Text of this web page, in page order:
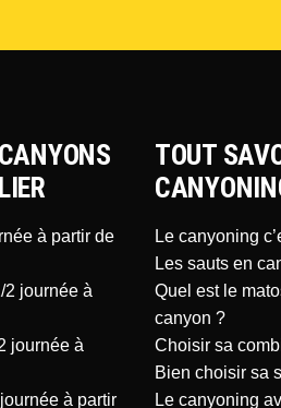
à partir de
2 journée à
journée à
à partir
TOUT
Le canyoning
Les sauts en
Quel est le
canyon ?
Choisir sa
Bien choisir sa
Le canyoning